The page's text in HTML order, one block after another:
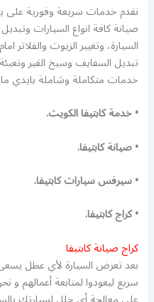
نقدم خدمات سريعة وفورية على
صيانة كافة انواع السيارات
السيارة، وتغيير الزيوت
تبديل السفايف وسيخ القير
خدمات متكاملة وشاملة بايدي
• خدمة كابتيفا الكويت.
• صيانة كابتيفا.
• سيرفس سيارات كابتيفا.
• كراج كابتيفا.
كراج صيانة كابتيفا
بعد تعرض السيارة لأي عطل
سريع ليعودوا لمتابعة أعمالهم